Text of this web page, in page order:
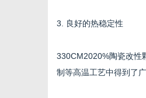
3. 良好的热稳定性
330CM2020%陶瓷改性
制等高温工艺中得到了广